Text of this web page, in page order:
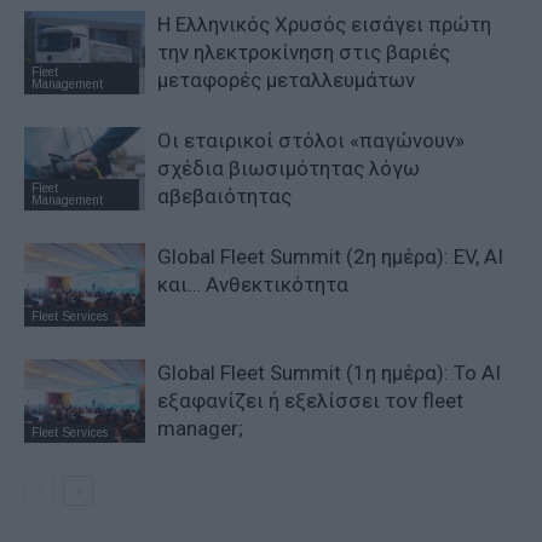
Fleet
Management
Η Ελληνικός Χρυσός εισάγει πρώτη
την ηλεκτροκίνηση στις βαριές
μεταφορές μεταλλευμάτων
Fleet
Management
Οι εταιρικοί στόλοι «παγώνουν»
σχέδια βιωσιμότητας λόγω
αβεβαιότητας
Fleet Services
Global Fleet Summit (2η ημέρα): EV, AI
και… Ανθεκτικότητα
Fleet Services
Global Fleet Summit (1η ημέρα): Το ΑΙ
εξαφανίζει ή εξελίσσει τον fleet
manager;